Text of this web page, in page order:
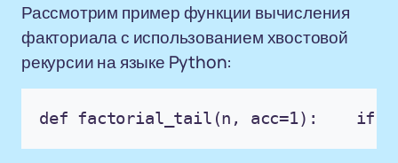
Рассмотрим пример функции вычисления
факториала с использованием хвостовой
рекурсии на языке Python:
def factorial_tail(n, acc=1):    if